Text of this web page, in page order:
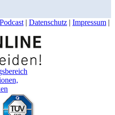
Podcast | Datenschutz | Impressum |